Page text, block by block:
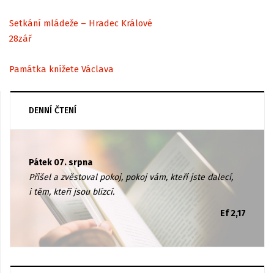
Setkání mládeže – Hradec Králové
28zář
Památka knížete Václava
DENNÍ ČTENÍ
Pátek 07. srpna
Přišel a zvěstoval pokoj, pokoj vám, kteří jste dalecí,
i těm, kteří jsou blízcí.
Ef 2,17